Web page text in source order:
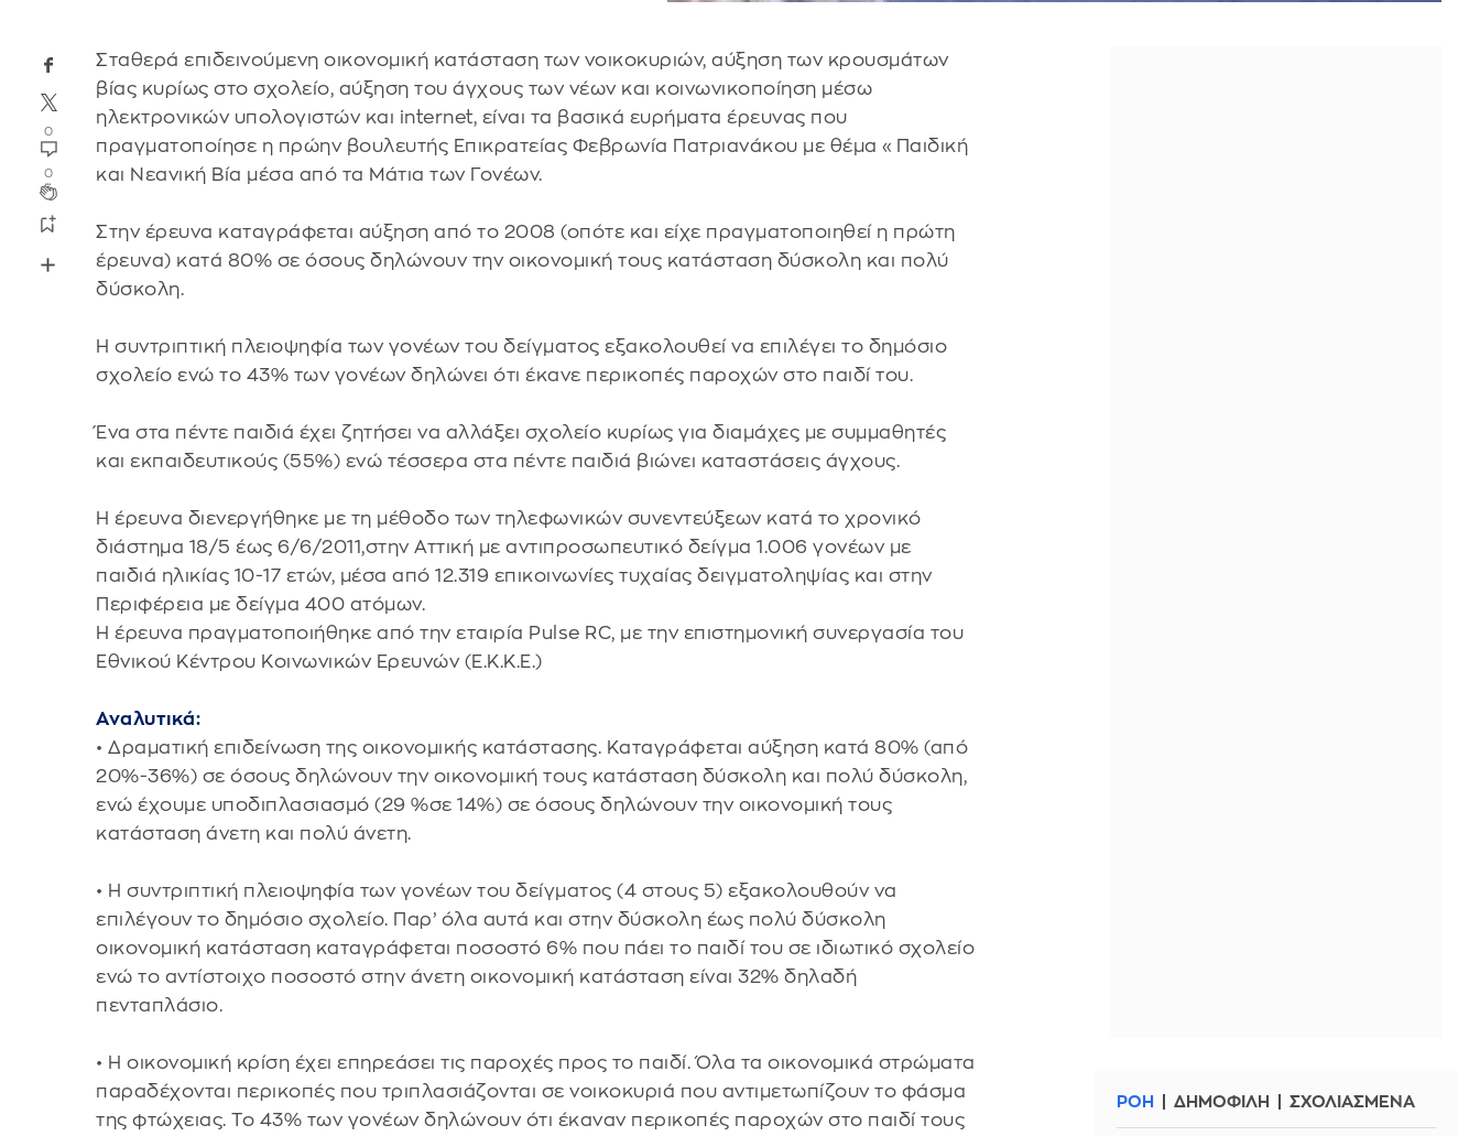
0
0
Σταθερά επιδεινούμενη οικονομική κατάσταση των νοικοκυριών, αύξηση των κρουσμάτων
βίας κυρίως στο σχολείο, αύξηση του άγχους των νέων και κοινωνικοποίηση μέσω
ηλεκτρονικών υπολογιστών και internet, είναι τα βασικά ευρήματα έρευνας που
πραγματοποίησε η πρώην βουλευτής Επικρατείας Φεβρωνία Πατριανάκου με θέμα «Παιδική
και Νεανική Βία μέσα από τα Μάτια των Γονέων.
Στην έρευνα καταγράφεται αύξηση από το 2008 (οπότε και είχε πραγματοποιηθεί η πρώτη
έρευνα) κατά 80% σε όσους δηλώνουν την οικονομική τους κατάσταση δύσκολη και πολύ
δύσκολη.
Η συντριπτική πλειοψηφία των γονέων του δείγματος εξακολουθεί να επιλέγει το δημόσιο
σχολείο ενώ το 43% των γονέων δηλώνει ότι έκανε περικοπές παροχών στο παιδί του.
Ένα στα πέντε παιδιά έχει ζητήσει να αλλάξει σχολείο κυρίως για διαμάχες με συμμαθητές
και εκπαιδευτικούς (55%) ενώ τέσσερα στα πέντε παιδιά βιώνει καταστάσεις άγχους.
Η έρευνα διενεργήθηκε με τη μέθοδο των τηλεφωνικών συνεντεύξεων κατά το χρονικό
διάστημα 18/5 έως 6/6/2011,στην Αττική με αντιπροσωπευτικό δείγμα 1.006 γονέων με
παιδιά ηλικίας 10-17 ετών, μέσα από 12.319 επικοινωνίες τυχαίας δειγματοληψίας και στην
Περιφέρεια με δείγμα 400 ατόμων.
Η έρευνα πραγματοποιήθηκε από την εταιρία Pulse RC, με την επιστημονική συνεργασία του
Εθνικού Κέντρου Κοινωνικών Ερευνών (Ε.Κ.Κ.Ε.)
Αναλυτικά:
• Δραματική επιδείνωση της οικονομικής κατάστασης. Καταγράφεται αύξηση κατά 80% (από
20%-36%) σε όσους δηλώνουν την οικονομική τους κατάσταση δύσκολη και πολύ δύσκολη,
ενώ έχουμε υποδιπλασιασμό (29 %σε 14%) σε όσους δηλώνουν την οικονομική τους
κατάσταση άνετη και πολύ άνετη.
• Η συντριπτική πλειοψηφία των γονέων του δείγματος (4 στους 5) εξακολουθούν να
επιλέγουν το δημόσιο σχολείο. Παρ’ όλα αυτά και στην δύσκολη έως πολύ δύσκολη
οικονομική κατάσταση καταγράφεται ποσοστό 6% που πάει το παιδί του σε ιδιωτικό σχολείο
ενώ το αντίστοιχο ποσοστό στην άνετη οικονομική κατάσταση είναι 32% δηλαδή
πενταπλάσιο.
• Η οικονομική κρίση έχει επηρεάσει τις παροχές προς το παιδί. Όλα τα οικονομικά στρώματα
παραδέχονται περικοπές που τριπλασιάζονται σε νοικοκυριά που αντιμετωπίζουν το φάσμα
της φτώχειας. Το 43% των γονέων δηλώνουν ότι έκαναν περικοπές παροχών στο παιδί τους
ΡΟΗ ΔΗΜΟΦΙΛΗ ΣΧΟΛΙΑΣΜΕΝΑ